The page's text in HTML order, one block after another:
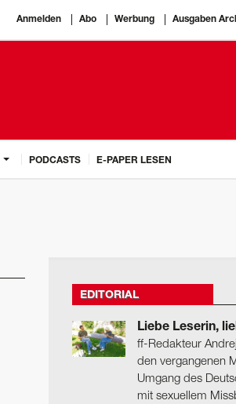
Anmelden Abo Werbung Ausgaben
PODCASTS E-PAPER LESEN
EDITORIAL
Liebe Leserin,
ff-Redakteur
den vergangenen
Umgang des
mit sexuellem